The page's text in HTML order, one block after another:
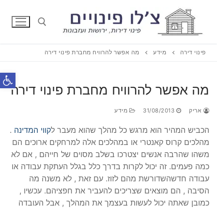
פינוי דירה מידע מה אפשר להרוויח מחברת פינוי דירה
מה אפשר להרוויח מחברת פינוי דירה
אריק 31/08/2013 מידע
הכביש המהיר הוא מרגש כל מהלך שהוא מעבר לקווי המדינה .
מהלכים קרוס קאנטרי או במהלכים אלה למרחקים ארוכים הם
משהו שהרבה אנשים יצטרכו בשלב מסוים של חייהם , אם לא
כמה פעמים. זה יכול לקרות בדרך כלל בגלל העתקת עבודה או
עבודה חדשהשדורשת מהם לזוז. עם זאת , לא משנה מה
הסיבה , הם מוצאים שצריכים להעביר את חפציהם. עכשיו ,
כמובן שאתה יכול לעשות בעצמך את המהלך , אבל העובדה
פתח